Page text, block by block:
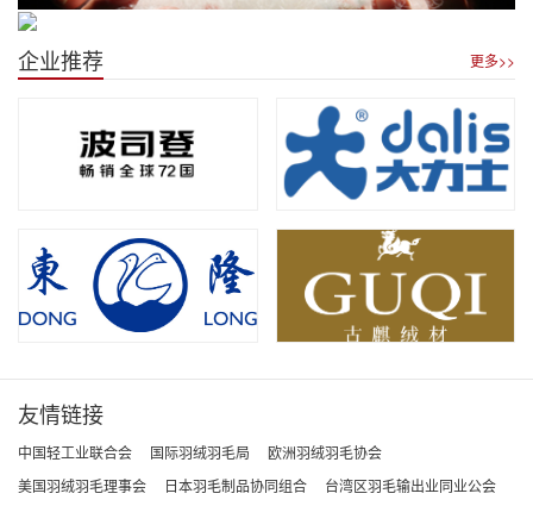
企业推荐 更多>>
友情链接
中国轻工业联合会 国际羽绒羽毛局
欧洲羽绒羽毛协会
美国羽绒羽毛理事会
日本羽毛制品协同组合 台湾区羽毛输出业同业公会